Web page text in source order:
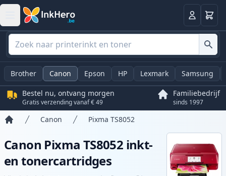
Log in
Brother Canon Epson HP Lexmark Samsung
Bestel nu, ontvang morgen
Gratis verzending vanaf € 49
Familiebedrijf
sinds 1997
Canon Pixma TS8052
Canon Pixma TS8052 inkt-
en tonercartridges